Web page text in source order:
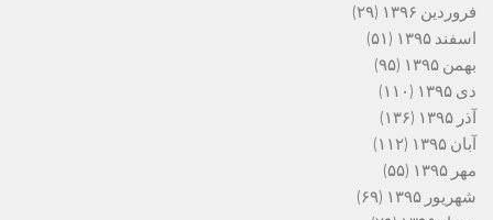
فروردین ۱۳۹۶
(۲۹)
اسفند ۱۳۹۵
(۵۱)
بهمن ۱۳۹۵
(۹۵)
دی ۱۳۹۵
(۱۱۰)
آذر ۱۳۹۵
(۱۳۶)
آبان ۱۳۹۵
(۱۱۲)
مهر ۱۳۹۵
(۵۵)
شهریور ۱۳۹۵
(۶۹)